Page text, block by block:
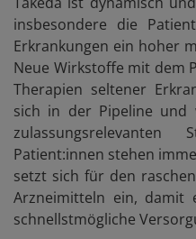
insbesondere die
Erkrankungen ein hoher
Neue Wirkstoffe mit dem
Therapien seltener
sich in der Pipeline und
Patient:innen stehen
setzt sich für den
Arzneimitteln ein, damit
schnellstmögliche